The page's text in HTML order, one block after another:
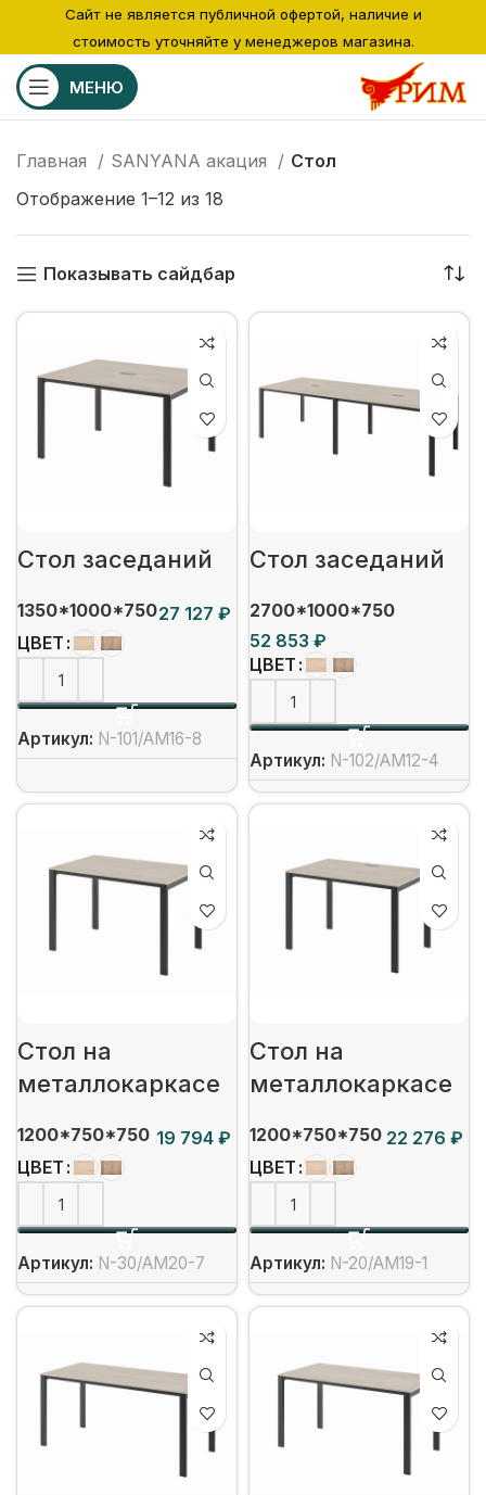
МЕНЮ
Главная SANYANA акация
Стол
Отображение 1–12 из 18
Показывать сайдбар
Стол заседаний
1350*1000*750
₽
ЦВЕТ
Артикул: N-101/АМ16-8
Стол заседаний
2700*1000*750
₽
ЦВЕТ
Артикул: N-102/АМ12-4
Стол на
металлокаркасе
1200*750*750
₽
ЦВЕТ
Артикул: N-30/АМ20-7
Стол на
металлокаркасе
1200*750*750
₽
ЦВЕТ
Артикул: N-20/АМ19-1
Сайт не является публичной офертой, наличие и
стоимость уточняйте у менеджеров магазина.